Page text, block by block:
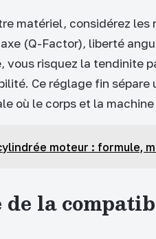
matériel, considérez
(Q-Factor), liberté
vous risquez la tendinite
Ce réglage fin sépare
où le corps et la machine
moteur : formule,
de la